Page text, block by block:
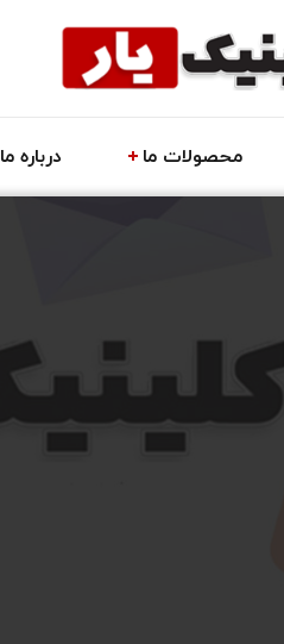
محصولات ما درباره ما